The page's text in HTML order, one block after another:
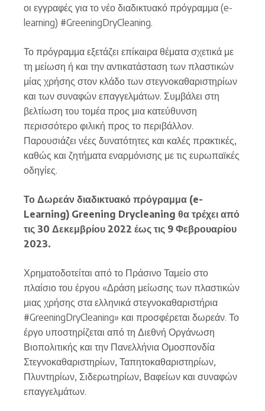
οι εγγραφές για το νέο διαδικτυακό πρόγραμμα (e-
learning) #GreeningDryCleaning.
Το πρόγραμμα εξετάζει επίκαιρα θέματα σχετικά με
τη μείωση ή και την αντικατάσταση των πλαστικών
μίας χρήσης στον κλάδο των στεγνοκαθαριστηρίων
και των συναφών επαγγελμάτων. Συμβάλει στη
βελτίωση του τομέα προς μια κατεύθυνση
περισσότερο φιλική προς το περιβάλλον.
Παρουσιάζει νέες δυνατότητες και καλές πρακτικές,
καθώς και ζητήματα εναρμόνισης με τις ευρωπαϊκές
οδηγίες.
Το Δωρεάν διαδικτυακό πρόγραμμα (e-
Learning) Greening Drycleaning θα τρέχει από
τις 30 Δεκεμβρίου 2022 έως τις 9 Φεβρουαρίου
2023.
Χρηματοδοτείται από το Πράσινο Ταμείο στο
πλαίσιο του έργου «Δράση μείωσης των πλαστικών
μιας χρήσης στα ελληνικά στεγνοκαθαριστήρια
#GreeningDryCleaning» και προσφέρεται δωρεάν. Το
έργο υποστηρίζεται από τη Διεθνή Οργάνωση
Βιοπολιτικής και την Πανελλήνια Ομοσπονδία
Στεγνοκαθαριστηρίων, Ταπητοκαθαριστηρίων,
Πλυντηρίων, Σιδερωτηρίων, Βαφείων και συναφών
επαγγελμάτων.